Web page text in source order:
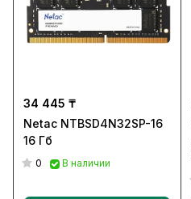
34 445 ₸
Netac NTBSD4N32SP-16
16 Гб
0 В наличии